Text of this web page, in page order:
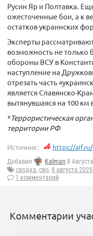
Русин Яр и Полтавка.
ожесточенные бои, а к
остатков украинских
Эксперты
возможность не только
обороны ВСУ в
наступление на
отрезать часть
является Славянско-
вытянувшаяся на 100 км
*Террористическая
территории РФ
Источник: https://
Добавил Kalman 8
сводка, сво, 8 августа 2025
1 комментарий
Комментарии